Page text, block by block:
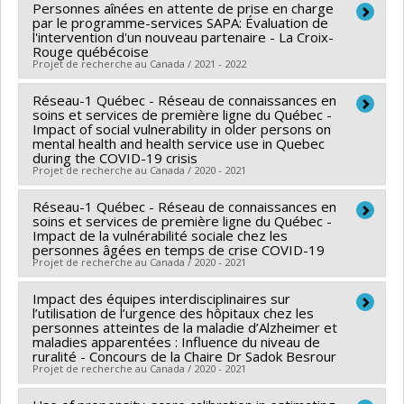
Lead researcher : Nadia Sourial
Funding sources:FRQS/Fonds de recherche du
Québec - Santé (FRSQ)
Grant programs:PVXXXXXX-IMPULSION - appel
Vieillissement
Personnes aînées en attente de prise en charge
par le programme-services SAPA: Évaluation de
l'intervention d'un nouveau partenaire - La Croix-
Rouge québécoise
Projet de recherche au Canada / 2021 - 2022
Funding sources:FRQS/Fonds de recherche du
Québec - Santé (FRSQ)
Grant programs:PVXXXXXX-IMPULSION - appel
Vieillissement
Réseau-1 Québec - Réseau de connaissances en
soins et services de première ligne du Québec -
Impact of social vulnerability in older persons on
mental health and health service use in Quebec
during the COVID-19 crisis
Projet de recherche au Canada / 2020 - 2021
Co-researchers : Nadia Sourial
Funding sources:FRQS/Fonds de recherche du
Québec - Santé (FRSQ)
Grant programs:PVXXXXXX-Réseaux thématiques de
recherche
Réseau-1 Québec - Réseau de connaissances en
soins et services de première ligne du Québec -
Impact de la vulnérabilité sociale chez les
personnes âgées en temps de crise COVID-19
Projet de recherche au Canada / 2020 - 2021
Co-researchers : Nadia Sourial
Funding sources:FRQS/Fonds de recherche du
Québec - Santé (FRSQ)
Grant programs: PVXXXXXX-Réseaux thématiques de
recherche
Impact des équipes interdisciplinaires sur
l’utilisation de l’urgence des hôpitaux chez les
personnes atteintes de la maladie d’Alzheimer et
maladies apparentées : Influence du niveau de
ruralité - Concours de la Chaire Dr Sadok Besrour
Projet de recherche au Canada / 2020 - 2021